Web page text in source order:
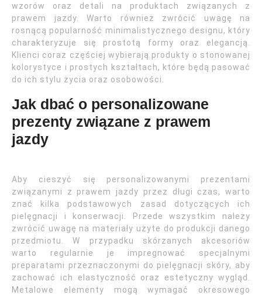
wzorów oraz detali na produktach związanych z
prawem jazdy. Warto również zwrócić uwagę na
rosnącą popularność minimalistycznego designu, który
charakteryzuje się prostotą formy oraz elegancją.
Klienci coraz częściej wybierają produkty o stonowanej
kolorystyce i prostych kształtach, które będą pasować
do ich stylu życia oraz osobowości.
Jak dbać o personalizowane
prezenty związane z prawem
jazdy
Aby cieszyć się personalizowanymi prezentami
związanymi z prawem jazdy przez długi czas, warto
znać kilka podstawowych zasad dotyczących ich
pielęgnacji i konserwacji. Przede wszystkim należy
zwrócić uwagę na materiały użyte do produkcji danego
przedmiotu. W przypadku skórzanych akcesoriów
warto regularnie je impregnować specjalnymi
preparatami przeznaczonymi do pielęgnacji skóry, aby
zachować ich elastyczność oraz estetyczny wygląd.
Metalowe elementy mogą wymagać okresowego